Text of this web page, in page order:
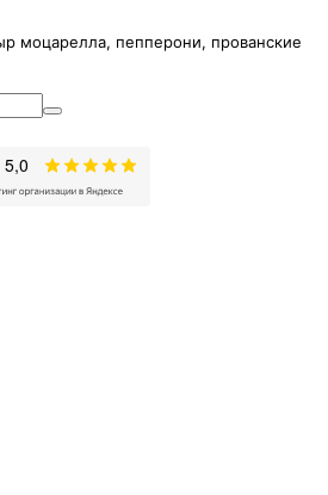
моцарелла, пепперони, прованские